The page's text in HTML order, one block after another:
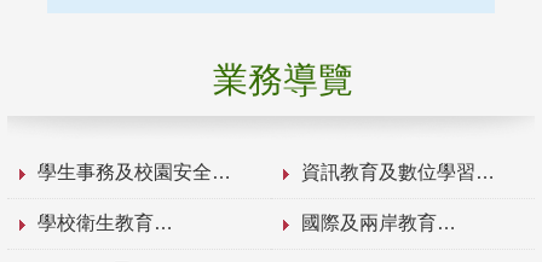
業務導覽
學生事務及校園安全 資訊教育及數位學習
學校衛生教育 國際及兩岸教育